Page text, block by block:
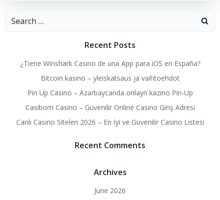
Search
Recent Posts
¿Tiene Winshark Casino de una App para iOS en España?
Bitcoin kasino – yleiskatsaus ja vaihtoehdot
Pin Up Casino – Azərbaycanda onlayn kazino Pin-Up
Casibom Casino – Güvenilir Online Casino Giriş Adresi
Canlı Casino Siteleri 2026 – En İyi ve Güvenilir Casino Listesi
Recent Comments
Archives
June 2026